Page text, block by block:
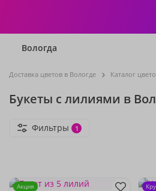
Вологда
Доставка цветов в Вологде Каталог
Букеты с лилиями в
Фильтры 1
Акция